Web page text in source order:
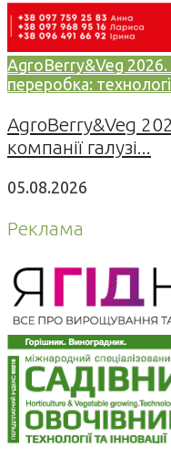
AgroBerry&Veg 2026.
переробка:
AgroBerry&Veg
компанії галузі...
05.08.2026
Реклама